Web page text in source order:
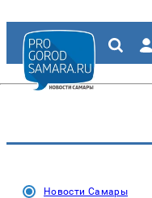
Новости Самары